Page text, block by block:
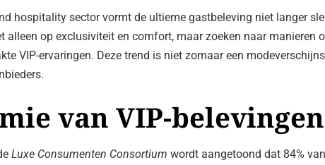
hospitality sector vormt de ultieme gastbeleving niet langer
alleen op exclusiviteit en comfort, maar zoeken naar
VIP-ervaringen. Deze trend is niet zomaar een
van VIP-
Luxe Consumenten Consortium wordt aangetoond dat 84%